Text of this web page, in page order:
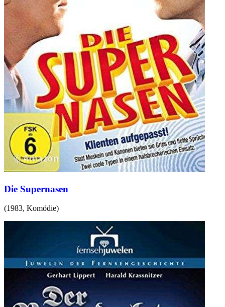
Die Supernasen
(1983, Komödie)